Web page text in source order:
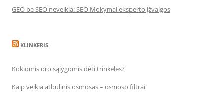
GEO be SEO neveikia: SEO Mokymai eksperto įžvalgos
KLINKERIS
Kokiomis oro sąlygomis dėti trinkeles?
Kaip veikia atbulinis osmosas – osmoso filtrai